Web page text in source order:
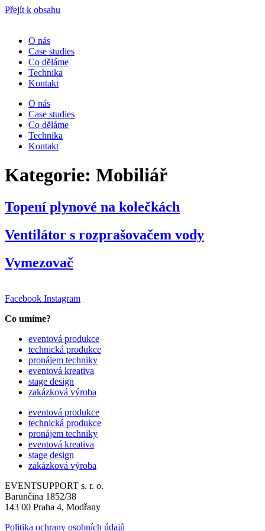
Přejít k obsahu
O nás
Case studies
Co děláme
Technika
Kontakt
O nás
Case studies
Co děláme
Technika
Kontakt
Kategorie: Mobiliář
Topení plynové na kolečkách
Ventilátor s rozprašovačem vody
Vymezovač
Facebook Instagram
Co umíme?
eventová produkce
technická produkce
pronájem techniky
eventová kreativa
stage design
zakázková výroba
eventová produkce
technická produkce
pronájem techniky
eventová kreativa
stage design
zakázková výroba
EVENTSUPPORT s. r. o.
Barunčina 1852/38
143 00 Praha 4, Modřany
Politika ochrany osobních údajů